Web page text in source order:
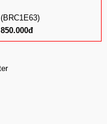
(BRC1E63)
850.000đ